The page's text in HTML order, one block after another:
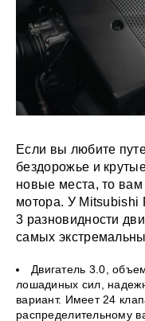
Если вы любите
бездорожье и
новые места, то вам
мотора. У Mitsubishi
3 разновидности
самых
Двигатель 3.0,
лошадиных сил,
вариант. Имеет 24
распределительному